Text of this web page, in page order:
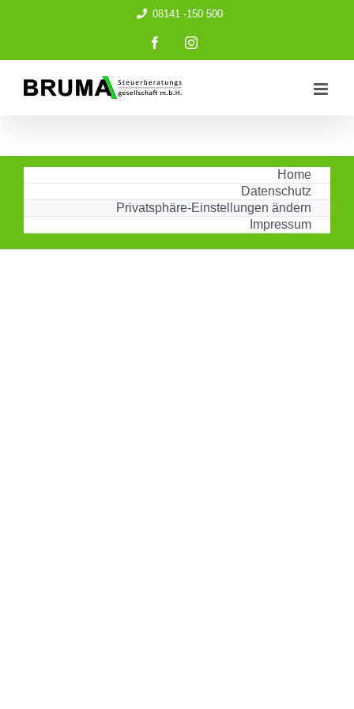
08141 -150 500
FacebookInstagram
Home
Datenschutz
Privatsphäre-Einstellungen ändern
Impressum